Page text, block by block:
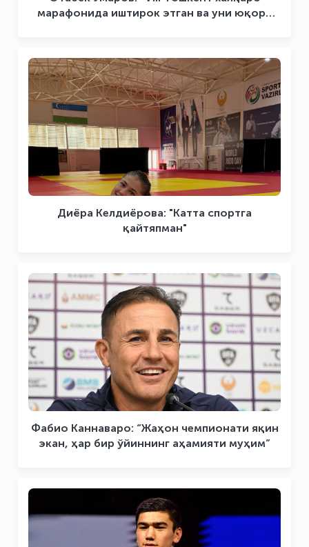
марафонида иштирок этган ва уни юқори
Диёра Келдиёрова: "Катта спортга
қайтяпман"
Фабио Каннаваро: “Жаҳон чемпионати яқин
экан, ҳар бир ўйиннинг аҳамияти муҳим”